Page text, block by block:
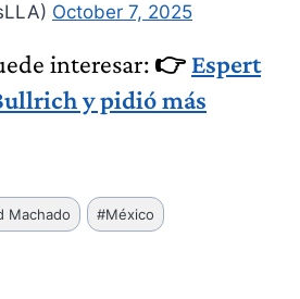
October 7, 2025
interesar: 👉 Espert
y pidió más
Machado #México